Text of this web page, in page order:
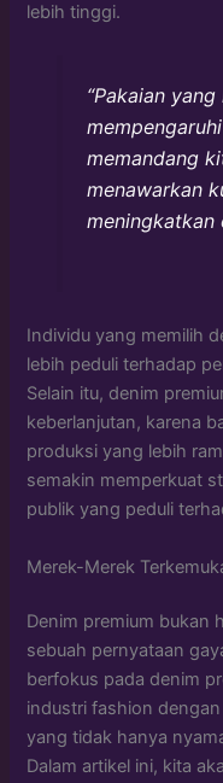
lebih tinggi.
“Pakaian
memandang
menawarkan
meningkatkan
Individu yang memilih
lebih peduli terhadap
Selain itu, denim
keberlanjutan, karena
produksi yang lebih
semakin memperkuat
publik yang peduli
Merek-Merek
Denim premium bukan
sebuah pernyataan
berfokus pada denim
industri fashion
yang tidak hanya
Dalam artikel ini, kita